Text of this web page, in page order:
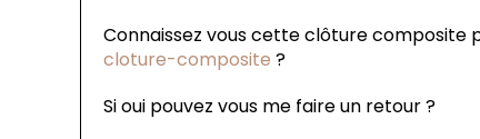
Connaissez vous cette clôture composite
cloture-composite ?
Si oui pouvez vous me faire un retour ?